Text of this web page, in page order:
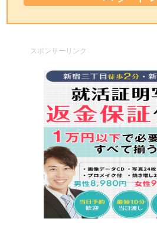
スポンサーリンク